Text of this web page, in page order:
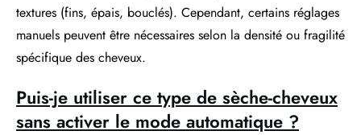
textures (fins, épais, bouclés). Cependant, certains réglages
manuels peuvent être nécessaires selon la densité ou fragilité
spécifique des cheveux.
Puis-je utiliser ce type de sèche-cheveux
sans activer le mode automatique ?